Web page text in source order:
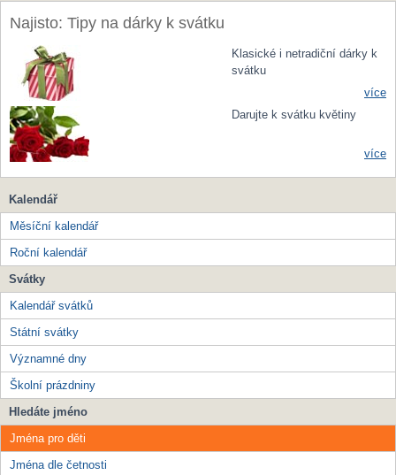
Najisto: Tipy na dárky k svátku
Klasické i netradiční dárky k
svátku
více
Darujte k svátku květiny
více
Kalendář
Měsíční kalendář
Roční kalendář
Svátky
Kalendář svátků
Státní svátky
Významné dny
Školní prázdniny
Hledáte jméno
Jména pro děti
Jména dle četnosti